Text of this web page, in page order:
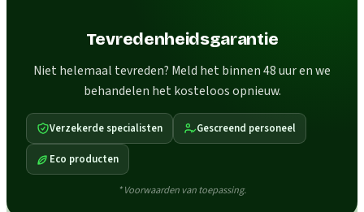
Tevredenheidsgarantie
Niet helemaal tevreden? Meld het binnen 48 uur en we
behandelen het kosteloos opnieuw.
Verzekerde specialisten Gescreend personeel
Eco producten
* Voorwaarden van toepassing.